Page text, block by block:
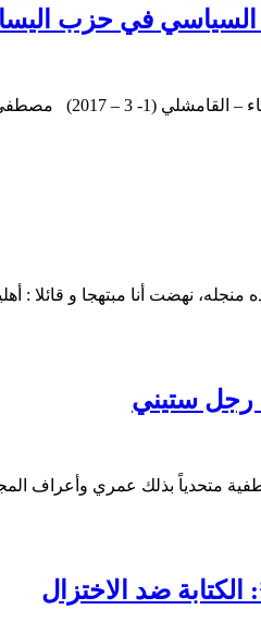
السياسي في حزب
منجله، نهضت أنا مبتهجا و
متحدياً بذلك عمري وأعراف
ضد الاختزال